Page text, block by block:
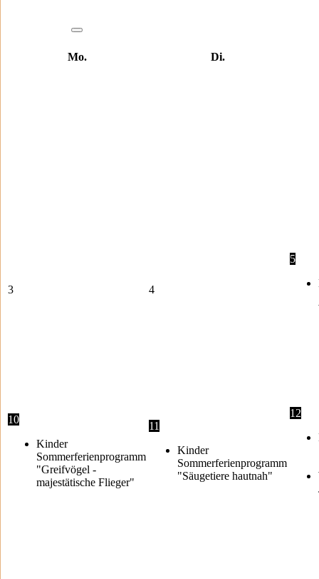
Mo. Di.
3 4
5
10
Kinder
Sommerferienprogramm
"Greifvögel -
majestätische Flieger"
11
Kinder
Sommerferienprogramm
"Säugetiere hautnah"
12